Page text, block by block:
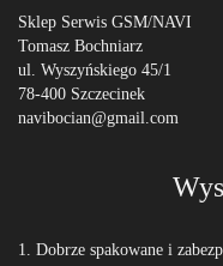
Sklep Serwis GSM/NAVI
Tomasz Bochniarz
ul. Wyszyńskiego 45/1
78-400 Szczecinek
navibocian@gmail.com
1. Dobrze spakowane i